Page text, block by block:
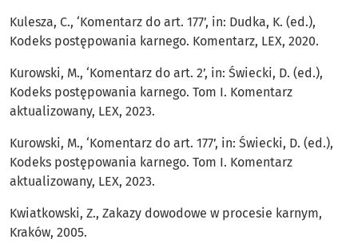
Kulesza, C., ‘Komentarz do art. 177’, in: Dudka, K. (ed.),
Kodeks postępowania karnego. Komentarz, LEX, 2020.
Kurowski, M., ‘Komentarz do art. 2’, in: Świecki, D. (ed.),
Kodeks postępowania karnego. Tom I. Komentarz
aktualizowany, LEX, 2023.
Kurowski, M., ‘Komentarz do art. 177’, in: Świecki, D. (ed.),
Kodeks postępowania karnego. Tom I. Komentarz
aktualizowany, LEX, 2023.
Kwiatkowski, Z., Zakazy dowodowe w procesie karnym,
Kraków, 2005.